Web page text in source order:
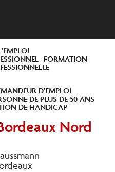
FORMATION
D'EMPLOI
DE PLUS DE 50 ANS
DE HANDICAP
Nord